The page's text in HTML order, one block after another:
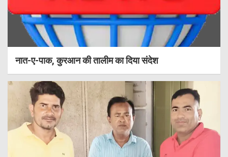
नात-ए-पाक, कुरआन की तालीम का दिया संदेश